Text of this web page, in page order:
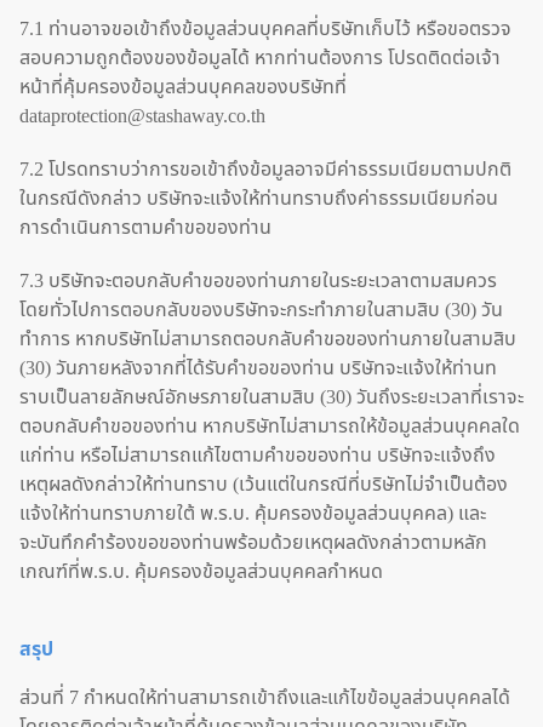
7.1 ท่านอาจขอเข้าถึงข้อมูลส่วนบุคคลที่บริษัทเก็บไว้ หรือขอตรวจ
สอบความถูกต้องของข้อมูลได้ หากท่านต้องการ โปรดติดต่อเจ้า
หน้าที่คุ้มครองข้อมูลส่วนบุคคลของบริษัทที่
dataprotection@stashaway.co.th
7.2 โปรดทราบว่าการขอเข้าถึงข้อมูลอาจมีค่าธรรมเนียมตามปกติ
ในกรณีดังกล่าว บริษัทจะแจ้งให้ท่านทราบถึงค่าธรรมเนียมก่อน
การดำเนินการตามคำขอของท่าน
7.3 บริษัทจะตอบกลับคำขอของท่านภายในระยะเวลาตามสมควร
โดยทั่วไปการตอบกลับของบริษัทจะกระทำภายในสามสิบ (30) วัน
ทำการ หากบริษัทไม่สามารถตอบกลับคำขอของท่านภายในสามสิบ
(30) วันภายหลังจากที่ได้รับคำขอของท่าน บริษัทจะแจ้งให้ท่านท
ราบเป็นลายลักษณ์อักษรภายในสามสิบ (30) วันถึงระยะเวลาที่เราจะ
ตอบกลับคำขอของท่าน หากบริษัทไม่สามารถให้ข้อมูลส่วนบุคคลใด
แก่ท่าน หรือไม่สามารถแก้ไขตามคำขอของท่าน บริษัทจะแจ้งถึง
เหตุผลดังกล่าวให้ท่านทราบ (เว้นแต่ในกรณีที่บริษัทไม่จำเป็นต้อง
แจ้งให้ท่านทราบภายใต้ พ.ร.บ. คุ้มครองข้อมูลส่วนบุคคล) และ
จะบันทึกคำร้องขอของท่านพร้อมด้วยเหตุผลดังกล่าวตามหลัก
เกณฑ์ที่พ.ร.บ. คุ้มครองข้อมูลส่วนบุคคลกำหนด
สรุป
ส่วนที่ 7 กำหนดให้ท่านสามารถเข้าถึงและแก้ไขข้อมูลส่วนบุคคลได้